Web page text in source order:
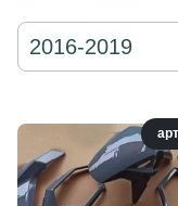
2016-2019